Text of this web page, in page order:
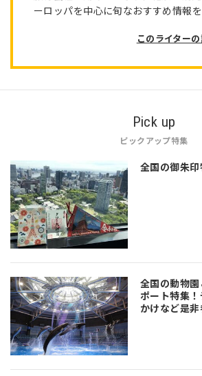
ーロッパを中心に旬なおすすめ情報
このライター
Pick up
ピックアップ特集
全国の御朱印
全国の動物
ポート特集
かけなど是